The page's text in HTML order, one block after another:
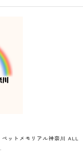
ットメモリアル神奈川 ALL